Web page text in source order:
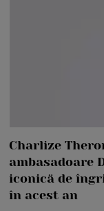
Charlize
ambasadoare
iconică de
în acest an